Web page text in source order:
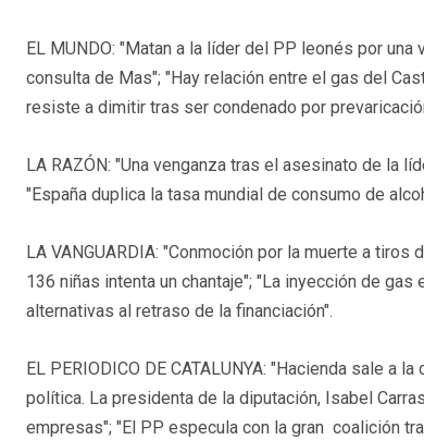
EL MUNDO: "Matan a la líder del PP leonés por
consulta de Mas"; "Hay relación entre el gas del
resiste a dimitir tras ser condenado por
LA RAZÓN: "Una venganza tras el asesinato de la
"España duplica la tasa mundial de consumo de
LA VANGUARDIA: "Conmoción por la muerte a
136 niñas intenta un chantaje"; "La inyección de
alternativas al retraso de la financiación".
EL PERIODICO DE CATALUNYA: "Hacienda sale
política. La presidenta de la diputación, Isabel
empresas"; "El PP especula con la gran coalición